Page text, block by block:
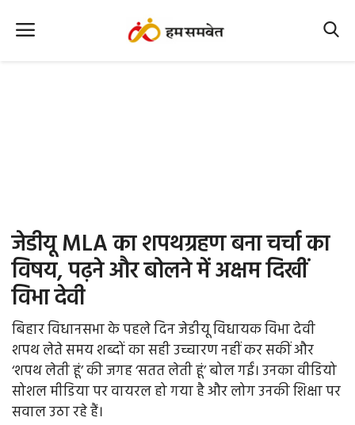
Office Office
Political Gossips
Farm & Food
Opinion
Health & Lifestyle
जेडीयू MLA का शपथग्रहण बना चर्चा का
विषय, पढ़ने और बोलने में अक्षम दिखीं
विभा देवी
बिहार विधानसभा के पहले दिन जेडीयू विधायक विभा देवी
शपथ लेते समय शब्दों का सही उच्चारण नहीं कर सकीं और
‘शपथ लेती हूं’ की जगह ‘सतत लेती हूं’ बोल गईं। उनका वीडियो
सोशल मीडिया पर वायरल हो गया है और लोग उनकी शिक्षा पर
सवाल उठा रहे हैं।